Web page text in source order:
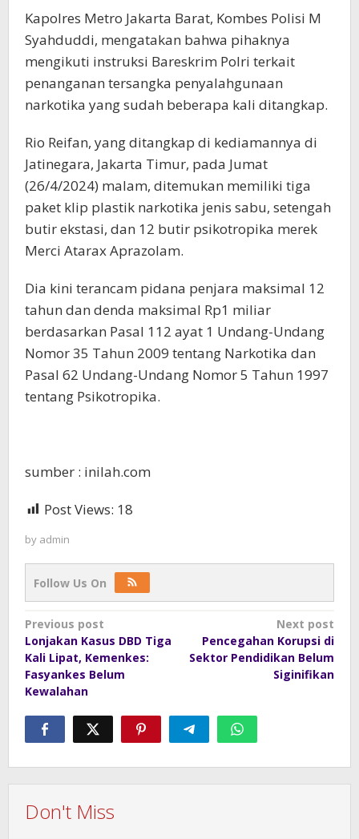
Kapolres Metro Jakarta Barat, Kombes Polisi M
Syahduddi, mengatakan bahwa pihaknya
mengikuti instruksi Bareskrim Polri terkait
penanganan tersangka penyalahgunaan
narkotika yang sudah beberapa kali ditangkap.
Rio Reifan, yang ditangkap di kediamannya di
Jatinegara, Jakarta Timur, pada Jumat
(26/4/2024) malam, ditemukan memiliki tiga
paket klip plastik narkotika jenis sabu, setengah
butir ekstasi, dan 12 butir psikotropika merek
Merci Atarax Aprazolam.
Dia kini terancam pidana penjara maksimal 12
tahun dan denda maksimal Rp1 miliar
berdasarkan Pasal 112 ayat 1 Undang-Undang
Nomor 35 Tahun 2009 tentang Narkotika dan
Pasal 62 Undang-Undang Nomor 5 Tahun 1997
tentang Psikotropika.
sumber : inilah.com
Post Views: 18
by admin
Follow Us On
Post
navigation
Previous post
Lonjakan Kasus DBD Tiga
Kali Lipat, Kemenkes:
Fasyankes Belum
Kewalahan
Next post
Pencegahan Korupsi di
Sektor Pendidikan Belum
Siginifikan
Don't Miss